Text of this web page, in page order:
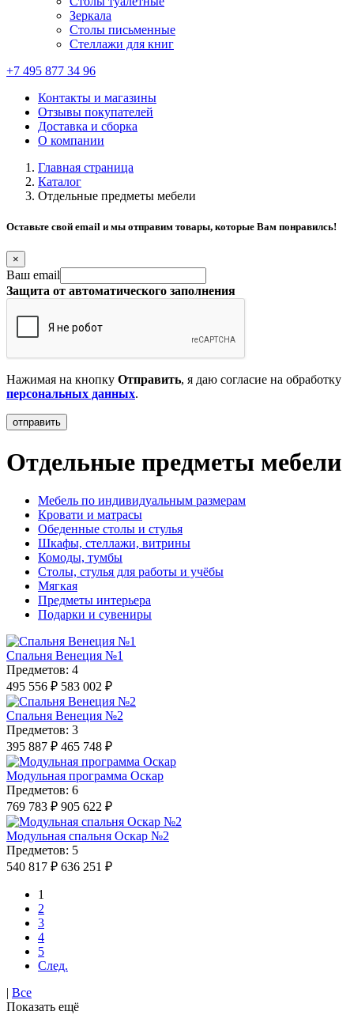
Зеркала
Столы письменные
Стеллажи для книг
+7 495 877 34 96
Контакты и магазины
Отзывы покупателей
Доставка и сборка
О компании
Главная страница
Каталог
Отдельные предметы мебели
Оставьте свой email и мы отправим товары, которые Вам понравилсь!
×
Ваш email
Защита от автоматического заполнения
Нажимая на кнопку Отправить, я даю согласие на обработку
персональных данных.
Отдельные предметы мебели
Мебель по индивидуальным размерам
Кровати и матрасы
Обеденные столы и стулья
Шкафы, стеллажи, витрины
Комоды, тумбы
Столы, стулья для работы и учёбы
Мягкая
Предметы интерьера
Подарки и сувениры
Спальня Венеция №1
Предметов: 4
495 556 ₽ 583 002 ₽
Спальня Венеция №2
Предметов: 3
395 887 ₽ 465 748 ₽
Модульная программа Оскар
Предметов: 6
769 783 ₽ 905 622 ₽
Модульная спальня Оскар №2
Предметов: 5
540 817 ₽ 636 251 ₽
1
2
3
4
5
След.
| Все
Показать ещё